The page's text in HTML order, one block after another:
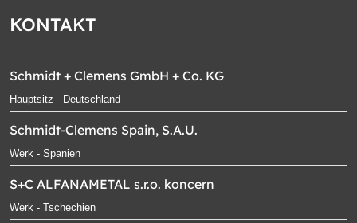
KONTAKT
Schmidt + Clemens GmbH + Co. KG
Hauptsitz - Deutschland
Schmidt-Clemens Spain, S.A.U.
Werk - Spanien
S+C ALFANAMETAL s.r.o. koncern
Werk - Tschechien